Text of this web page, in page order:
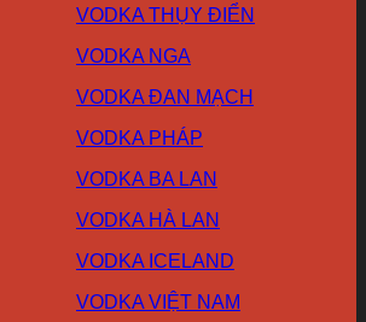
VODKA THỤY ĐIỂN
VODKA NGA
VODKA ĐAN MẠCH
VODKA PHÁP
VODKA BA LAN
VODKA HÀ LAN
VODKA ICELAND
VODKA VIỆT NAM